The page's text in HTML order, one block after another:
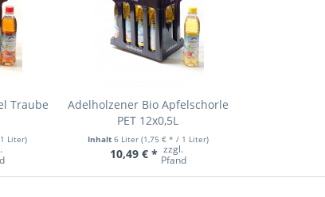
Traube
Liter)
Adelholzener Bio Apfelschorle
PET 12x0,5L
Inhalt 6 Liter (1,75 € * / 1 Liter)
10,49 € * zzgl.
Pfand